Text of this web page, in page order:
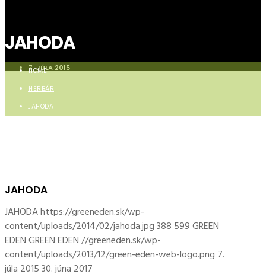
JAHODA
7. JÚLA 2015
HOME
HERBÁR
JAHODA
JAHODA
JAHODAhttps://greeneden.sk/wp-
content/uploads/2014/02/jahoda.jpg388 599GREEN
EDENGREEN EDEN//greeneden.sk/wp-
content/uploads/2013/12/green-eden-web-logo.png 7.
júla 201530. júna 2017